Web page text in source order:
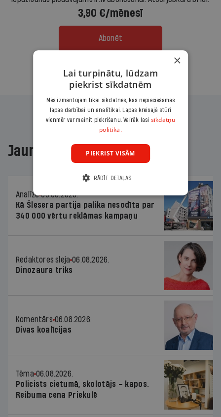
3,90 €/mēnesī
Abonēt
Citas abonēšanas iespējas meklē šeit
Jaunākajā žurnālā
Analīze 06.08.2026.
Kā Šlesera partija palika nesodīta par
340 000 vērtu reklāmas kampaņu
Redaktores sleja 06.08.2026.
Dinozaura triks
Komentārs 06.08.2026.
Divas koalīcijas
Tēma 06.08.2026.
Policists cietumā, skolotājs – kapos.
Reibuma cena Priekulē
×
Lai turpinātu, lūdzam
piekrist sīkdatnēm
Mēs izmantojam tikai sīkdatnes, kas nepieciešamas
lapas darbībai un analītikai. Lapas kreisajā stūrī
vienmēr var mainīt piekrišanu. Vairāk lasi sīkdatņu
politikā.
PIEKRIST VISĀM
RĀDĪT DETAĻAS